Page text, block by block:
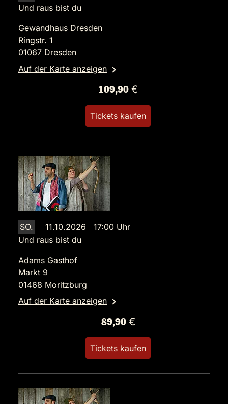
Und raus bist du
Gewandhaus Dresden
Ringstr. 1
01067 Dresden
Auf der Karte anzeigen
109,90 €
Tickets kaufen
SO.
11.10.2026 17:00 Uhr
Und raus bist du
Adams Gasthof
Markt 9
01468 Moritzburg
Auf der Karte anzeigen
89,90 €
Tickets kaufen